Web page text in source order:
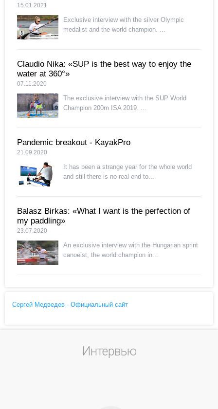
15.01.2021
Exclusive interview with the silver Olympic
medalist and the world champion. ...
Claudio Nika: «SUP is the best way to enjoy the
water at 360°»
07.11.2020
The exclusive interview with the SUP World
Champion 200m ISA 2019. ...
Pandemic breakout - KayakPro
21.09.2020
It has been a strange year for the whole world
and still there is no real end to...
Balasz Birkas: «What I want is the perfection of
my paddling»
23.07.2020
An exclusive interview with the Hungarian sprint
canoeist, the world champion in...
Сергей Медведев - Официальный сайт
Интервью